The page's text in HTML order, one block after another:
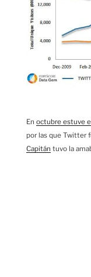
En octubre estuve
por las que Twitter
Capitán tuvo la